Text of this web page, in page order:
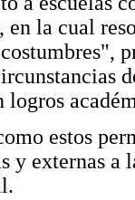
en la cual
logros
estos
y externas a